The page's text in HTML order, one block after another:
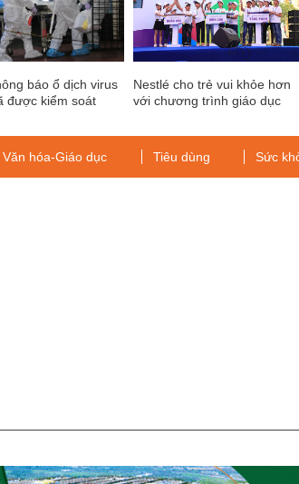
báo ổ dịch virus
được kiểm soát
Nestlé cho trẻ vui khỏe hơn
với chương trình giáo dục
Văn hóa-Giáo dục Tiêu dùng Sức